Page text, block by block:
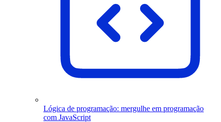
Lógica de programação: mergulhe em programação
com JavaScript